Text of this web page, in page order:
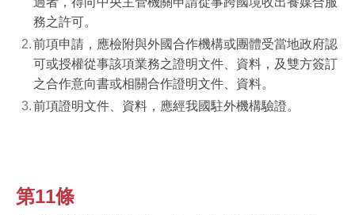
務之許可。
前項申請，應檢附與外國合作機構或團體受當地政府認
可或授權從事該項業務之證明文件、資料，及雙方簽訂
之合作意向書或相關合作證明文件、資料。
前項證明文件、資料，應經我國駐外機構驗證。
第11條